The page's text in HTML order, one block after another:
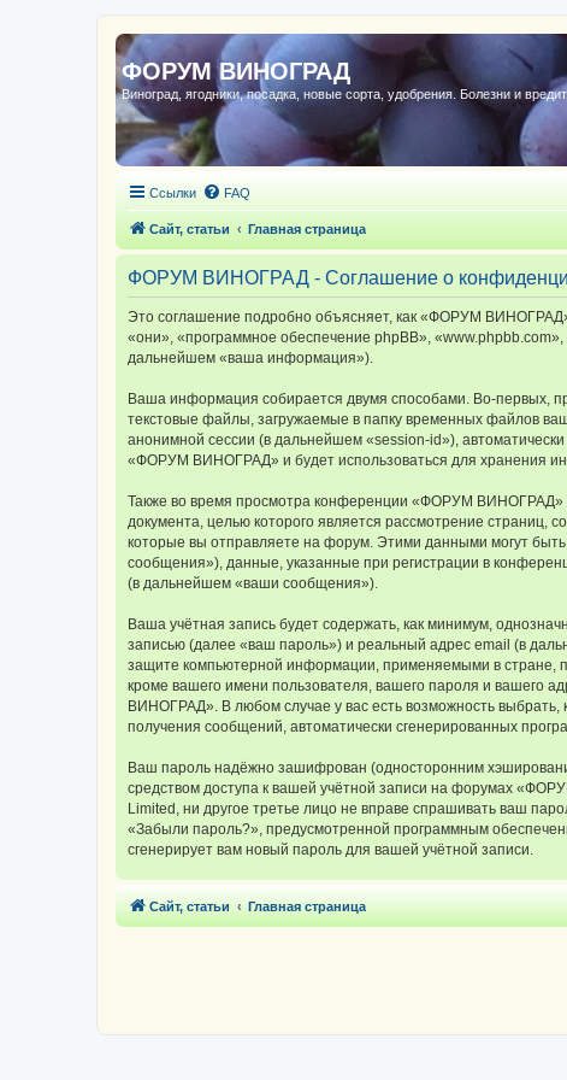
ФОРУМ ВИНОГРАД
Виноград, ягодники, посадка, новые сорта, удобрения. Болезни и
Ссылки FAQ
Сайт, статьи Главная страница
ФОРУМ ВИНОГРАД - Соглашение о
Это соглашение подробно объясняет, как «ФОРУМ
«они», «программное обеспечение phpBB»,
дальнейшем «ваша информация»).
Ваша информация собирается двумя способами. Во-первых,
текстовые файлы, загружаемые в папку временных файлов
анонимной сессии (в дальнейшем «session-id»),
«ФОРУМ ВИНОГРАД» и будет использоваться для хранения
Также во время просмотра конференции «ФОРУМ ВИНОГРАД»
документа, целью которого является рассмотрение
которые вы отправляете на форум. Этими данными могут
сообщения»), данные, указанные при регистрации в
(в дальнейшем «ваши сообщения»).
Ваша учётная запись будет содержать, как минимум,
записью (далее «ваш пароль») и реальный адрес email (в
защите компьютерной информации, применяемыми в
кроме вашего имени пользователя, вашего пароля и вашего
ВИНОГРАД». В любом случае у вас есть возможность выбрать,
получения сообщений, автоматически сгенерированных
Ваш пароль надёжно зашифрован (односторонним
средством доступа к вашей учётной записи на форумах
Limited, ни другое третье лицо не вправе спрашивать ваш
«Забыли пароль?», предусмотренной программным
сгенерирует вам новый пароль для вашей учётной записи.
Сайт, статьи Главная страница